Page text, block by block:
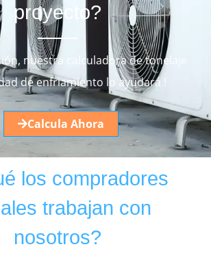
proyecto?
nuestra calculadora de tonelaje
de enfriamiento lo ayudará !
Calcula Ahora
los compradores
trabajan con
nosotros?